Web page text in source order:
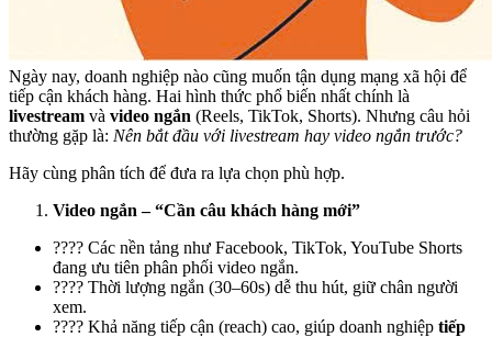
Ngày nay, doanh nghiệp nào cũng muốn tận dụng mạng xã hội để
tiếp cận khách hàng. Hai hình thức phổ biến nhất chính là
livestream và video ngắn (Reels, TikTok, Shorts). Nhưng câu hỏi
thường gặp là: Nên bắt đầu với livestream hay video ngắn trước?
Hãy cùng phân tích để đưa ra lựa chọn phù hợp.
Video ngắn – “Cần câu khách hàng mới”
???? Các nền tảng như Facebook, TikTok, YouTube Shorts
đang ưu tiên phân phối video ngắn.
???? Thời lượng ngắn (30–60s) dễ thu hút, giữ chân người
xem.
???? Khả năng tiếp cận (reach) cao, giúp doanh nghiệp tiếp